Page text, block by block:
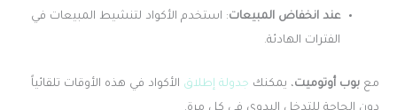
عند انخفاض المبيعات: استخدم الأكواد لتنشيط المبيعات في
الفترات الهادئة.
مع بوب أوتوميت، يمكنك جدولة إطلاق الأكواد في هذه الأوقات تلقائياً